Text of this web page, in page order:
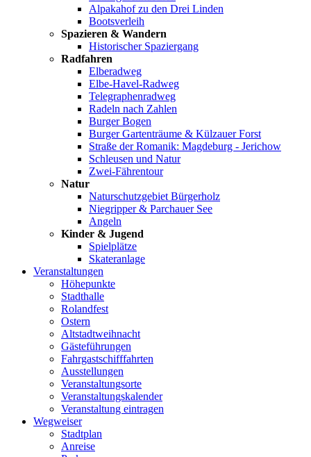
Alpakahof zu den Drei Linden
Bootsverleih
Spazieren & Wandern
Historischer Spaziergang
Radfahren
Elberadweg
Elbe-Havel-Radweg
Telegraphenradweg
Radeln nach Zahlen
Burger Bogen
Burger Gartenträume & Külzauer Forst
Straße der Romanik: Magdeburg - Jerichow
Schleusen und Natur
Zwei-Fährentour
Natur
Naturschutzgebiet Bürgerholz
Niegripper & Parchauer See
Angeln
Kinder & Jugend
Spielplätze
Skateranlage
Veranstaltungen
Höhepunkte
Stadthalle
Rolandfest
Ostern
Altstadtweihnacht
Gästeführungen
Fahrgastschifffahrten
Ausstellungen
Veranstaltungsorte
Veranstaltungskalender
Veranstaltung eintragen
Wegweiser
Stadtplan
Anreise